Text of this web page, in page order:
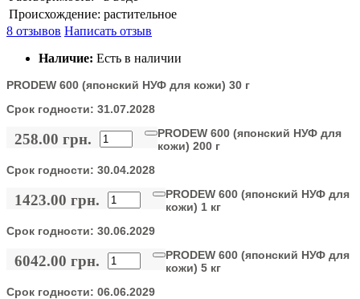
Происхождение: растительное
8 отзывов Написать отзыв
Наличие: Есть в наличии
PRODEW 600 (японский НУФ для кожи) 30 г
Срок годности: 31.07.2028
258.00 грн.
PRODEW 600 (японский НУФ для
кожи) 200 г
Срок годности: 30.04.2028
1423.00 грн.
PRODEW 600 (японский НУФ для
кожи) 1 кг
Срок годности: 30.06.2029
6042.00 грн.
PRODEW 600 (японский НУФ для
кожи) 5 кг
Срок годности: 06.06.2029